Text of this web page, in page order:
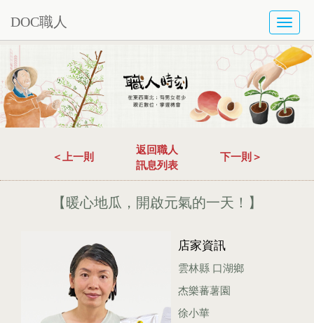
DOC職人
＜上一則
返回職人
訊息列表
下一則＞
【暖心地瓜，開啟元氣的一天！】
店家資訊
雲林縣 口湖鄉
杰樂蕃薯園
徐小華